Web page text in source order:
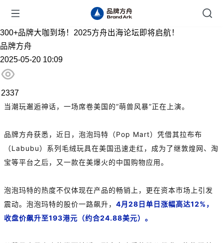
300+品牌大咖到场！2025方舟出海论坛即将启航！
品牌方舟
2025-05-20 10:09
2337
当潮玩邂逅神话，一场席卷美国的“萌兽风暴”正在上演。
品牌方舟获悉，近日，泡泡玛特（Pop Mart）凭借其拉布布
（Labubu）系列毛绒玩具在美国迅速走红，成为了继敦煌网、淘
宝等平台之后，又一款在美爆火的中国购物应用。
泡泡玛特的热度不仅体现在产品的畅销上，更在资本市场上引发
震动。泡泡玛特的股价一路飙升， 4月28日单日涨幅高达12%，
收盘价飙升至193港元（约合24.88美元）。